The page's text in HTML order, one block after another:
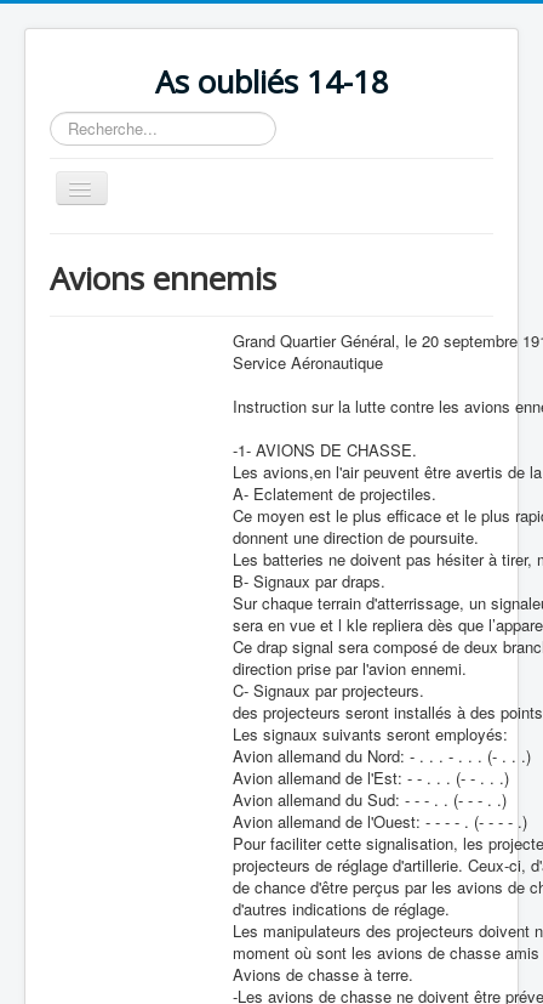
As oubliés 14-18
Rechercher
Basculer
la
Chronologie
Avions ennemis
Grand Quartier Général, le 20 septembre
Service Aéronautique
Instruction sur la lutte contre les avions
-1- AVIONS DE CHASSE.
Les avions,en l'air peuvent être avertis de
A- Eclatement de projectiles.
Ce moyen est le plus efficace et le plus
donnent une direction de poursuite.
Les batteries ne doivent pas hésiter à
B- Signaux par draps.
Sur chaque terrain d'atterrissage, un
sera en vue et l kle repliera dès que
Ce drap signal sera composé de deux
direction prise par l'avion ennemi.
C- Signaux par projecteurs.
des projecteurs seront installés à des
Les signaux suivants seront employés:
Avion allemand du Nord: - . . . - . . . (- . . .)
Avion allemand de l'Est: - - . . . (- - . . .)
Avion allemand du Sud: - - - . . (- - - . .)
Avion allemand de l'Ouest: - - - - . (- - - - .)
Pour faciliter cette signalisation, les
projecteurs de réglage d'artillerie. Ceux-ci,
de chance d'être perçus par les avions de
d'autres indications de réglage.
Les manipulateurs des projecteurs
moment où sont les avions de chasse
Avions de chasse à terre.
-Les avions de chasse ne doivent être